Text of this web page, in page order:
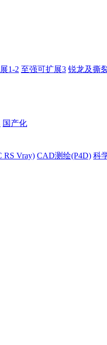
1-2 至强可扩展3 锐龙及撕
国产化
RS Vray) CAD测绘(P4D) 科